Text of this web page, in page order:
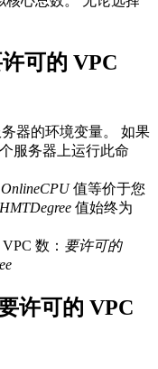
可的 VPC
器的环境变量。 如果
服务器上运行此命
OnlineCPU值等价于您
HMTDegree 值始终为
数： 要许可的
许可的 VPC